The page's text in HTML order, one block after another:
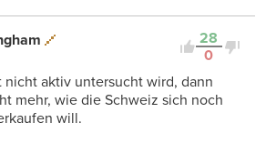
28
0
aktiv untersucht wird, dann
mehr, wie die Schweiz sich noch
will.